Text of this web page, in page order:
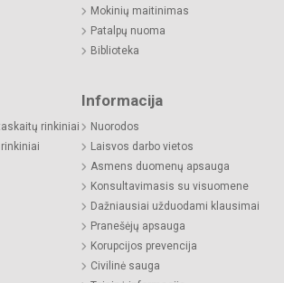
Mokinių maitinimas
Patalpų nuoma
Biblioteka
rinkiniai
Informacija
Nuorodos
Laisvos darbo vietos
Asmens duomenų apsauga
Konsultavimasis su visuomene
Dažniausiai užduodami klausimai
Pranešėjų apsauga
Korupcijos prevencija
Civilinė sauga